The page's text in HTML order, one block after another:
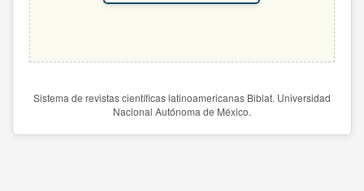
Sistema de revistas científicas latinoamericanas Biblat. Universidad
Nacional Autónoma de México.